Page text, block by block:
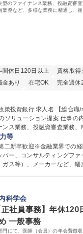
のファイナンス業務、投融資審
務など、多様な業務に精通し、複
種です。
間休日120日以上 資格取得
金あり 在宅OK 完全週休
所あり
職/ポテンシャル採用(第2
提案 仕事の内容 DBJの総合職は、
ンス業務、投融資審査業務、
業務など、多様な業務に精
いく職種です。 入社後は、横断的なロー
や専門性に応じたキャリアを
ただき、下記いずれかの部
れぞれの業務内容に関して
提案
等
二新卒歓迎※金融業界での経
パー、コンサルティングフ
ガス等）、メーカーなど、幅
材を求めています。ポテン
経験や知識を問いません。
の解決に向けて先鞭をつけ
ています。 学歴・資格 学歴：大学院
科学会
社員事務】年休120
一般事務
門にて、医師（会員）の年会費徴